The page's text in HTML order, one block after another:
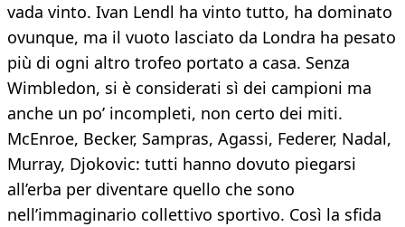
vada vinto. Ivan Lendl ha vinto tutto, ha dominato
ovunque, ma il vuoto lasciato da Londra ha pesato
più di ogni altro trofeo portato a casa. Senza
Wimbledon, si è considerati sì dei campioni ma
anche un po’ incompleti, non certo dei miti.
McEnroe, Becker, Sampras, Agassi, Federer, Nadal,
Murray, Djokovic: tutti hanno dovuto piegarsi
all’erba per diventare quello che sono
nell’immaginario collettivo sportivo. Così la sfida